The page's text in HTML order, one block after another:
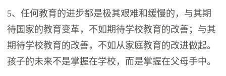
5、任何教育的进步都是极其艰难和缓慢的，与其期
待国家的教育变革，不如期待学校教育的改善；与其
期待学校教育的改善，不如从家庭教育的改进做起。
孩子的未来不是掌握在学校，而是掌握在父母手中。